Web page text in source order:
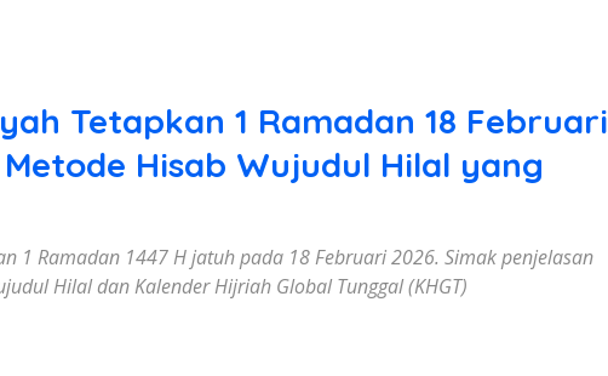
Tetapkan 1 Ramadan 18 Februari
Hisab Wujudul Hilal yang
1 Ramadan 1447 H jatuh pada 18 Februari 2026. Simak penjelasan
Hilal dan Kalender Hijriah Global Tunggal (KHGT)